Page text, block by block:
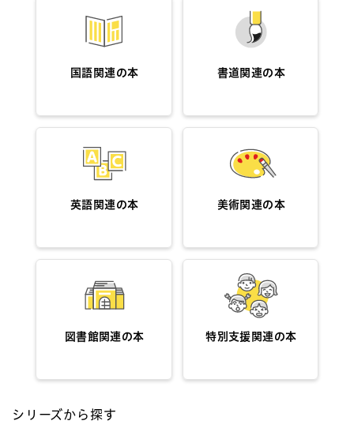
国語関連の本 書道関連の本
英語関連の本 美術関連の本
図書館関連の本 特別支援関連の本
シリーズから探す